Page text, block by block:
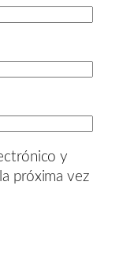
y
próxima vez